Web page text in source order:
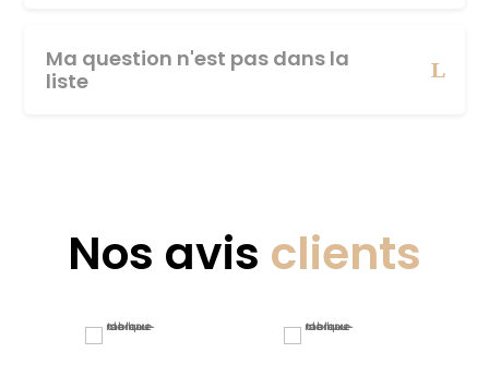
Ma question n'est pas dans la
liste
Nos avis clients